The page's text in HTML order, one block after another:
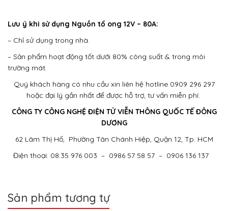
Lưu ý khi sử dụng Nguồn tổ ong 12V – 80A:
– Chỉ sử dụng trong nhà.
– Sản phẩm hoạt động tốt dưới 80% công suất & trong môi
trường mát.
Quý khách hàng có nhu cầu xin liên hệ hotline 0909 296 297
hoặc đại lý gần nhất để được hỗ trợ, tư vấn miễn phí.
CÔNG TY CÔNG NGHỆ ĐIỆN TỬ VIỄN THÔNG QUỐC TẾ ĐÔNG
DƯƠNG
62 Lâm Thị Hố, Phường Tân Chánh Hiệp, Quận 12, Tp. HCM
Điện thoại: 08.35 976 003 – 0986 57 58 57 – 0906 136 137
Sản phẩm tương tự